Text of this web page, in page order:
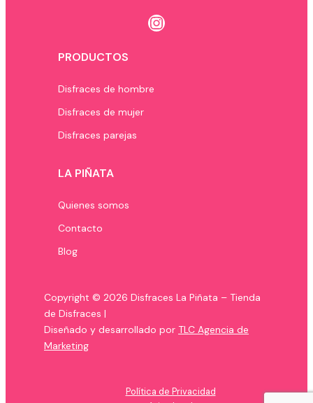
Instagram
PRODUCTOS
Disfraces de hombre
Disfraces de mujer
Disfraces parejas
LA PIÑATA
Quienes somos
Contacto
Blog
Copyright © 2026 Disfraces La Piñata – Tienda
de Disfraces |
Diseñado y desarrollado por TLC Agencia de
Marketing
Política de Privacidad